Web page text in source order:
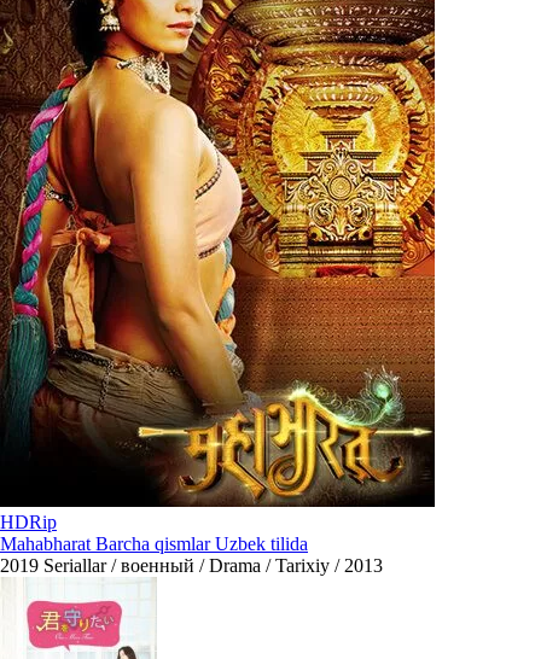
HDRip
Mahabharat Barcha qismlar Uzbek tilida
2019 Seriallar / военный / Drama / Tarixiy / 2013